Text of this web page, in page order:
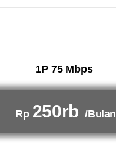
1P 75 Mbps
Rp 250rb /Bulan